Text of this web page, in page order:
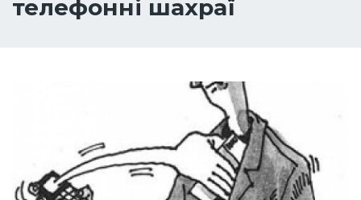
телефонні шахраї